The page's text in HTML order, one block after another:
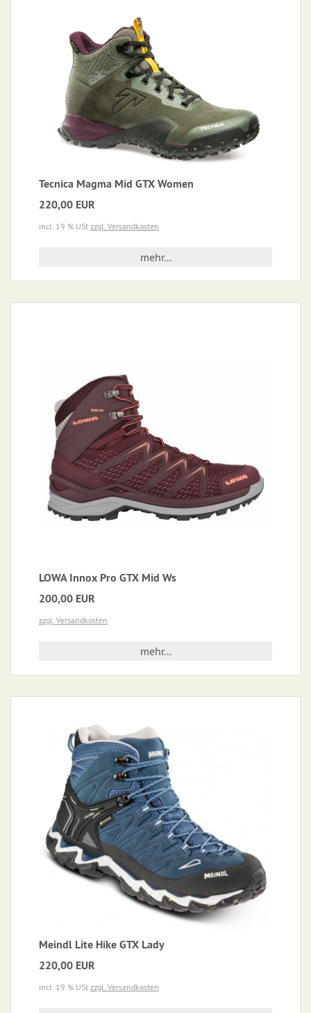
Tecnica Magma Mid GTX Women
220,00 EUR
incl. 19 % USt zzgl. Versandkosten
mehr...
LOWA Innox Pro GTX Mid Ws
200,00 EUR
zzgl. Versandkosten
mehr...
Meindl Lite Hike GTX Lady
220,00 EUR
incl. 19 % USt zzgl. Versandkosten